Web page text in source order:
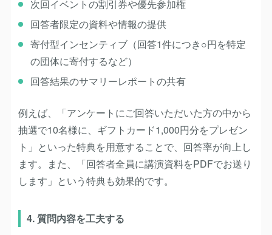
次回イベントの割引券や優先参加権
回答者限定の資料や情報の提供
寄付型インセンティブ（回答1件につき○円を特定
の団体に寄付するなど）
回答結果のサマリーレポートの共有
例えば、「アンケートにご回答いただいた方の中から
抽選で10名様に、ギフトカード1,000円分をプレゼン
ト」といった特典を用意することで、回答率が向上し
ます。また、「回答者全員に講演資料をPDFでお送り
します」という特典も効果的です。
4. 質問内容を工夫する